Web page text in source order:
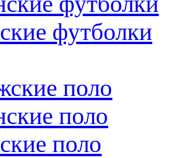
футболки
поло
поло
поло